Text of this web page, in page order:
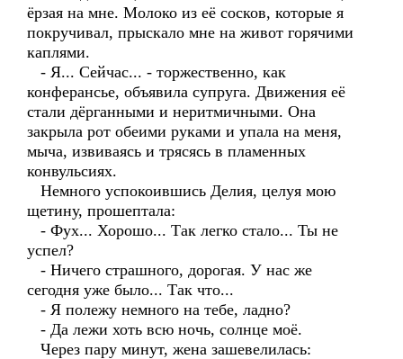
ёрзая на мне. Молоко из её сосков, которые я
покручивал, прыскало мне на живот горячими
каплями.
- Я... Сейчас... - торжественно, как
конферансье, объявила супруга. Движения её
стали дёрганными и неритмичными. Она
закрыла рот обеими руками и упала на меня,
мыча, извиваясь и трясясь в пламенных
конвульсиях.
Немного успокоившись Делия, целуя мою
щетину, прошептала:
- Фух... Хорошо... Так легко стало... Ты не
успел?
- Ничего страшного, дорогая. У нас же
сегодня уже было... Так что...
- Я полежу немного на тебе, ладно?
- Да лежи хоть всю ночь, солнце моё.
Через пару минут, жена зашевелилась: